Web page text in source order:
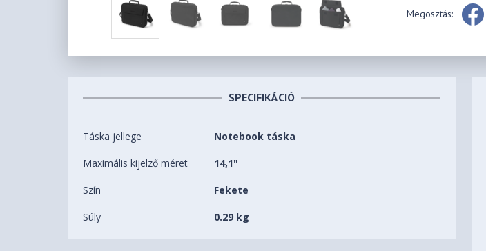
Megosztás:
SPECIFIKÁCIÓ
Táska jellege Notebook táska
Maximális kijelző méret 14,1"
Szín Fekete
Súly 0.29 kg